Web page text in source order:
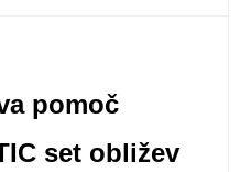
pomoč
set obližev